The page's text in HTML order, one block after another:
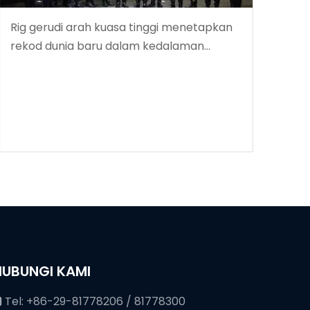
Rig gerudi arah kuasa tinggi menetapkan
rekod dunia baru dalam kedalaman
KAMI
Tel: +86-29-81778206 / 81778300